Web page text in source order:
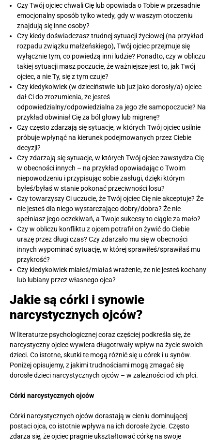
Czy Twój ojciec chwali Cię lub opowiada o Tobie w przesadnie
emocjonalny sposób tylko wtedy, gdy w waszym otoczeniu
znajdują się inne osoby?
Czy kiedy doświadczasz trudnej sytuacji życiowej (na przykład
rozpadu związku małżeńskiego), Twój ojciec przejmuje się
wyłącznie tym, co powiedzą inni ludzie? Ponadto, czy w obliczu
takiej sytuacji masz poczucie, że ważniejsze jest to, jak Twój
ojciec, a nie Ty, się z tym czuje?
Czy kiedykolwiek (w dzieciństwie lub już jako dorosły/a) ojciec
dał Ci do zrozumienia, że jesteś
odpowiedzialny/odpowiedzialna za jego złe samopoczucie? Na
przykład obwiniał Cię za ból głowy lub migrenę?
Czy często zdarzają się sytuacje, w których Twój ojciec usilnie
próbuje wpłynąć na kierunek podejmowanych przez Ciebie
decyzji?
Czy zdarzają się sytuacje, w których Twój ojciec zawstydza Cię
w obecności innych – na przykład opowiadając o Twoim
niepowodzeniu i przypisując sobie zasługi, dzięki którym
byłeś/byłaś w stanie pokonać przeciwności losu?
Czy towarzyszy Ci uczucie, że Twój ojciec Cię nie akceptuje? Że
nie jesteś dla niego wystarczająco dobry/dobra? Że nie
spełniasz jego oczekiwań, a Twoje sukcesy to ciągle za mało?
Czy w obliczu konfliktu z ojcem potrafił on żywić do Ciebie
urazę przez długi czas? Czy zdarzało mu się w obecności
innych wypominać sytuację, w której sprawiłeś/sprawiłaś mu
przykrość?
Czy kiedykolwiek miałeś/miałaś wrażenie, że nie jesteś kochany
lub lubiany przez własnego ojca?
Jakie są córki i synowie
narcystycznych ojców?
W literaturze psychologicznej coraz częściej podkreśla się, że
narcystyczny ojciec wywiera długotrwały wpływ na życie swoich
dzieci. Co istotne, skutki te mogą różnić się u córek i u synów.
Poniżej opisujemy, z jakimi trudnościami mogą zmagać się
dorosłe dzieci narcystycznych ojców – w zależności od ich płci.
Córki narcystycznych ojców
Córki narcystycznych ojców dorastają w cieniu dominującej
postaci ojca, co istotnie wpływa na ich dorosłe życie. Często
zdarza się, że ojciec pragnie ukształtować córkę na swoje